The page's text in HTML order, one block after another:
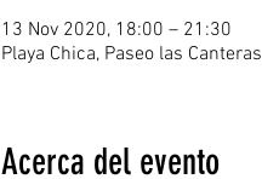
13 Nov 2020, 18:00 – 21:30
Playa Chica, Paseo las
Acerca del evento